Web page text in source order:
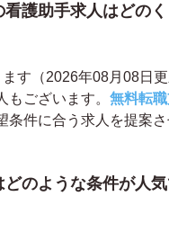
護助手求人はどの
す（2026年08月08日
ございます。 無料転
件に合う求人を提案
のような条件が人気